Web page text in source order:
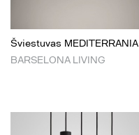
Šviestuvas MEDITERRANIA
BARSELONA LIVING